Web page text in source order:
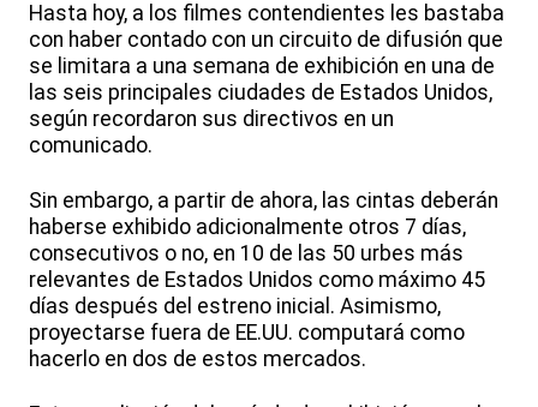
Hasta hoy, a los filmes contendientes les bastaba
con haber contado con un circuito de difusión que
se limitara a una semana de exhibición en una de
las seis principales ciudades de Estados Unidos,
según recordaron sus directivos en un
comunicado.
Sin embargo, a partir de ahora, las cintas deberán
haberse exhibido adicionalmente otros 7 días,
consecutivos o no, en 10 de las 50 urbes más
relevantes de Estados Unidos como máximo 45
días después del estreno inicial. Asimismo,
proyectarse fuera de EE.UU. computará como
hacerlo en dos de estos mercados.